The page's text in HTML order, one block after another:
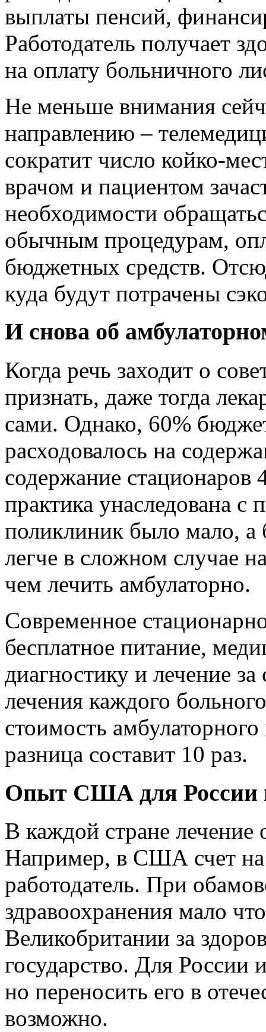
выплаты пенсий,
Работодатель получает
на оплату больничного
Не меньше внимания
направлению –
сократит число койко-
врачом и пациентом
необходимости
обычным процедурам,
бюджетных средств.
куда будут потрачены
И снова об
Когда речь заходит о
признать, даже тогда
сами. Однако, 60%
расходовалось на
содержание
практика унаследована с
поликлиник было мало, а
легче в сложном случае
чем лечить амбулаторно.
Современное
бесплатное питание,
диагностику и лечение за
лечения каждого
стоимость
разница составит 10 раз.
Опыт США для России
В каждой стране лечение
Например, в США счет на
работодатель. При
здравоохранения мало
Великобритании за
государство. Для России
но переносить его в
возможно.